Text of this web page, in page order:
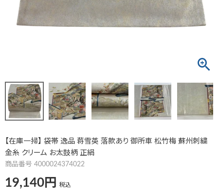
【在庫一掃】 袋帯 逸品 蒋雪英 落款あり 御所車 松竹梅 蘇州刺繍
金糸 クリーム お太鼓柄 正絹
商品番号 4000024374022
19,140 税込